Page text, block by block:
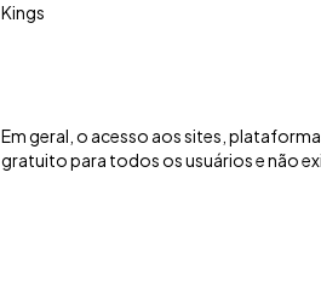
Kings
Em geral, o acesso aos sites,
gratuito para todos os usuários e não